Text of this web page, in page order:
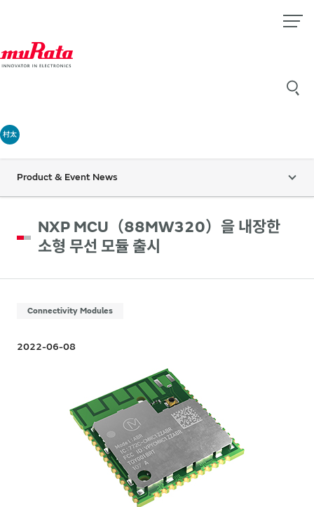
村太
Product & Event News
NXP MCU（88MW320）을 내장한
소형 무선 모듈 출시
Connectivity Modules
2022-06-08